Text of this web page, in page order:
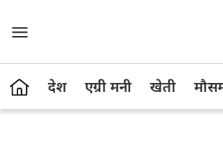
देश एग्री मनी खेती